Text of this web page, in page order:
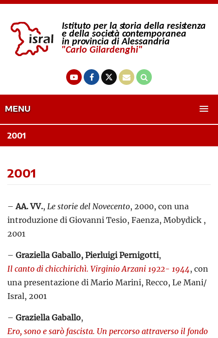
MENU
2001
2001
– AA. VV., Le storie del Novecento, 2000, con una
introduzione di Giovanni Tesio, Faenza, Mobydick ,
2001
– Graziella Gaballo, Pierluigi Pernigotti,
Il canto di chicchirichì. Virginio Arzani 1922- 1944, con
una presentazione di Mario Marini, Recco, Le Mani/
Isral, 2001
– Graziella Gaballo,
Ero, sono e sarò fascista. Un percorso attraverso il fondo